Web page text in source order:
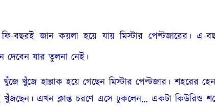
বছরই জান কয়লা হয়ে যায় মিস্টার পেল্টজারের। এ-
যার তুলনা নেই।
খুঁজে হাল্লাক হয়ে গেছেন মিস্টার পেল্টজার। শহরের
খুঁজছেন। এখন ক্লান্ত চরণে এসে ঢুকলেন… একটা কিউরিও